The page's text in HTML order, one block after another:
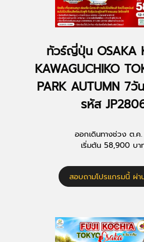
ทัวร์ญี่ปุ่น OSAKA
KAWAGUCHIKO
PARK AUTUMN 7
รหัส
ออกเดินทางช่วง ต.ค
เริ่มต้น 58,900 บา
สอบถามโปรแกรมนี้ ผ่า